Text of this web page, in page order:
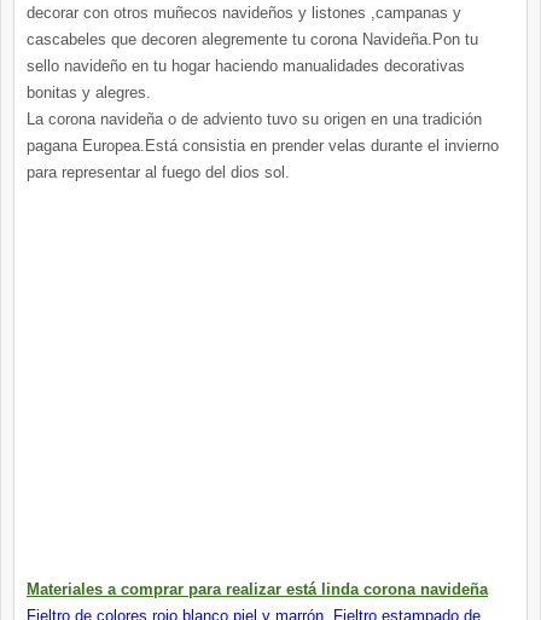
decorar con otros muñecos navideños y listones ,campanas y
cascabeles que decoren alegremente tu corona Navideña.Pon tu
sello navideño en tu hogar haciendo manualidades decorativas
bonitas y alegres.
La corona navideña o de adviento tuvo su origen en una tradición
pagana Europea.Está consistia en prender velas durante el invierno
para representar al fuego del dios sol.
Materiales a comprar para realizar está linda corona navideña
Fieltro de colores rojo,blanco,piel y marrón. ,Fieltro estampado de